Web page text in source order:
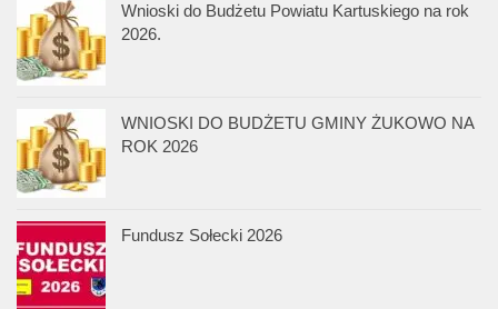
Wnioski do Budżetu Powiatu Kartuskiego na rok
2026.
WNIOSKI DO BUDŻETU GMINY ŻUKOWO NA
ROK 2026
Fundusz Sołecki 2026